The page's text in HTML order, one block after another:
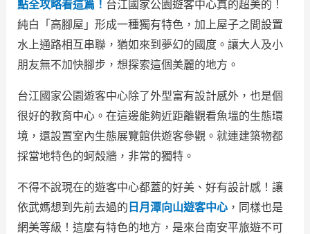
點全攻略看這篇！ 台江國家公園遊客中心真的超美的！
純白「高腳屋」形成一種獨有特色，加上屋子之間設置
水上通路相互串聯，猶如來到夢幻的國度。讓大人及小
朋友無不加快腳步，想探索這個美麗的地方。
台江國家公園遊客中心除了外型富有設計感外，也是個
很好的教育中心。在這邊能夠近距離觀看魚塭的生態環
境，還設置室內生態展覽館供遊客參觀。就連建築物都
採當地特色的蚵殼牆，非常的獨特。
不得不說現在的遊客中心都蓋的好美、好有設計感！讓
依武媽想到先前去過的 日月潭向山遊客中心，同樣也是
網美等級！這麼有特色的地方，是來台南安平旅遊不可